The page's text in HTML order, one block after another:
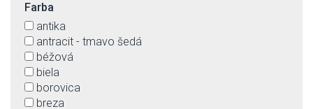
Farba
antika
antracit - tmavo šedá
béžová
biela
borovica
breza